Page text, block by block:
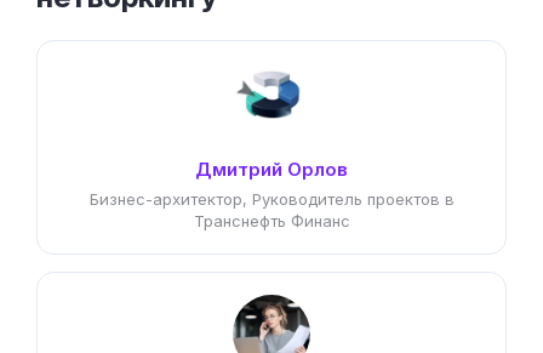
Дмитрий Орлов
Бизнес-архитектор, Руководитель проектов в
Транснефть Финанс